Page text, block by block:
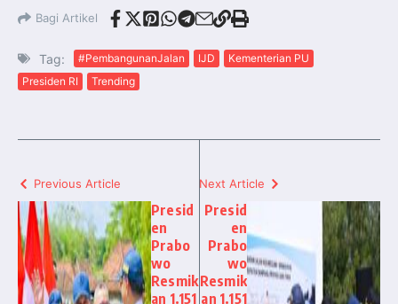
Bagi Artikel
Tag: #PembangunanJalan IJD
Kementerian PU
Presiden RI
Trending
Previous Article
Presid
en
Prabo
wo
Resmik
an 1.151
Next Article
Presid
en
Prabo
wo
Resmik
an 1.151